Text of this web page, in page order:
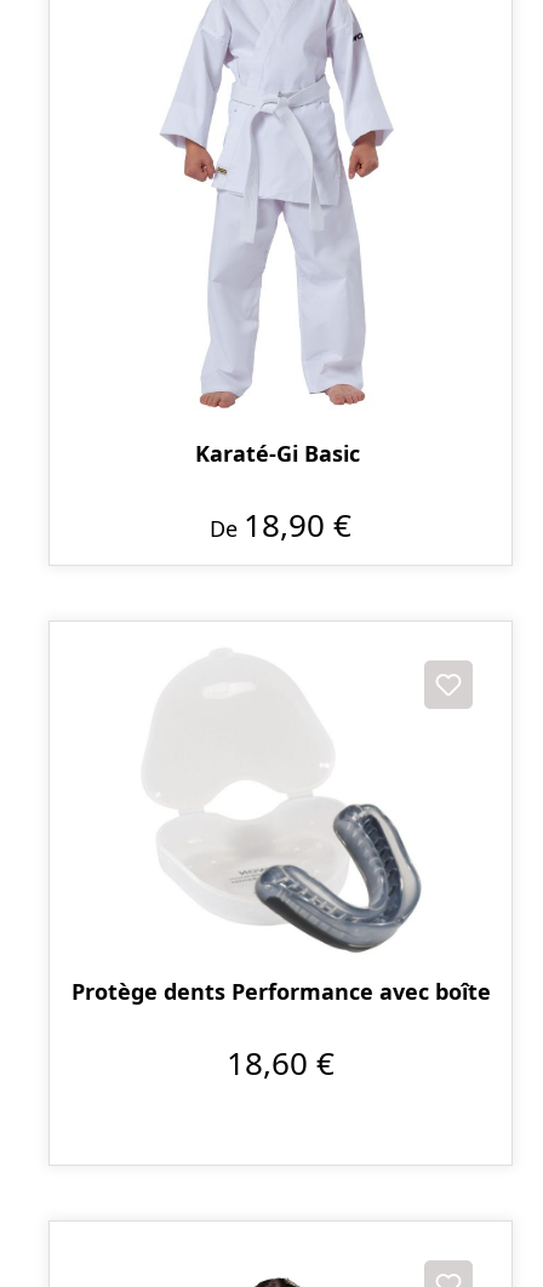
Karaté-Gi Basic
De 18,90 €
Protège dents Performance avec boîte
18,60 €